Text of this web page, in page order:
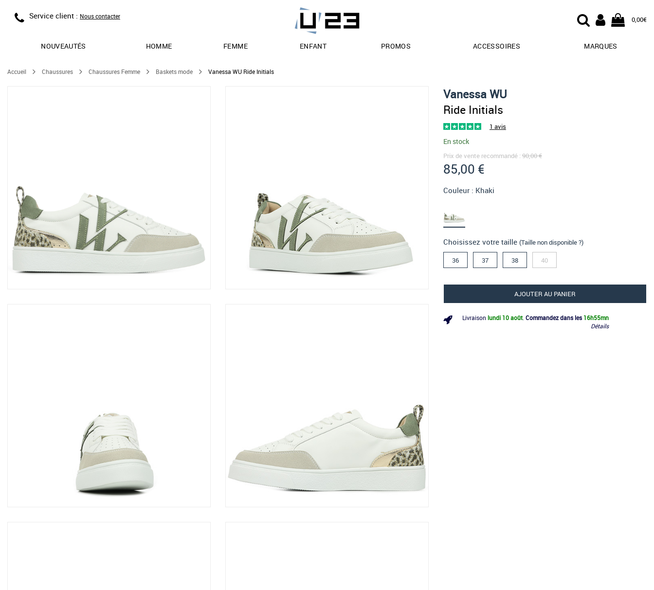
Service client : Nous contacter 0,00€
NOUVEAUTÉS HOMME FEMME ENFANT PROMOS ACCESSOIRES MARQUES
Accueil Chaussures Chaussures Femme Baskets mode Vanessa WU Ride Initials
Vanessa WU
Ride Initials
1 avis
En stock
Prix de vente recommandé : 90,00 €
85,00 €
Couleur : Khaki
Choisissez votre taille (Taille non disponible ?)
36 37 38 40
AJOUTER AU PANIER
Livraison lundi 10 août Commandez dans les 16h55mn
Détails